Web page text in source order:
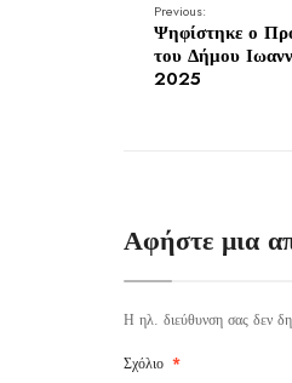
Previous:
Ψηφίστηκε ο
του Δήμου
2025
Αφήστε μια
Η ηλ. διεύθυνση σας δεν
Σχόλιο *